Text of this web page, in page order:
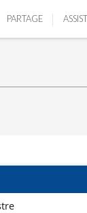
PARTAGE